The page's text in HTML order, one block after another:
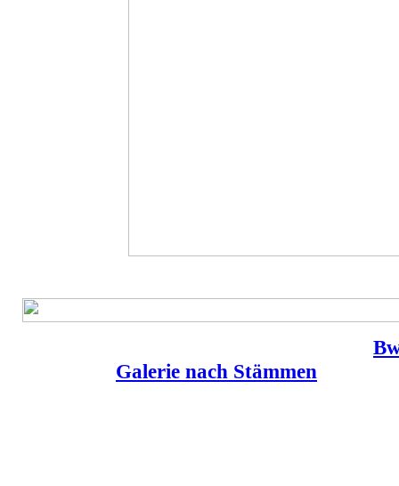
Galerie nach Stämmen